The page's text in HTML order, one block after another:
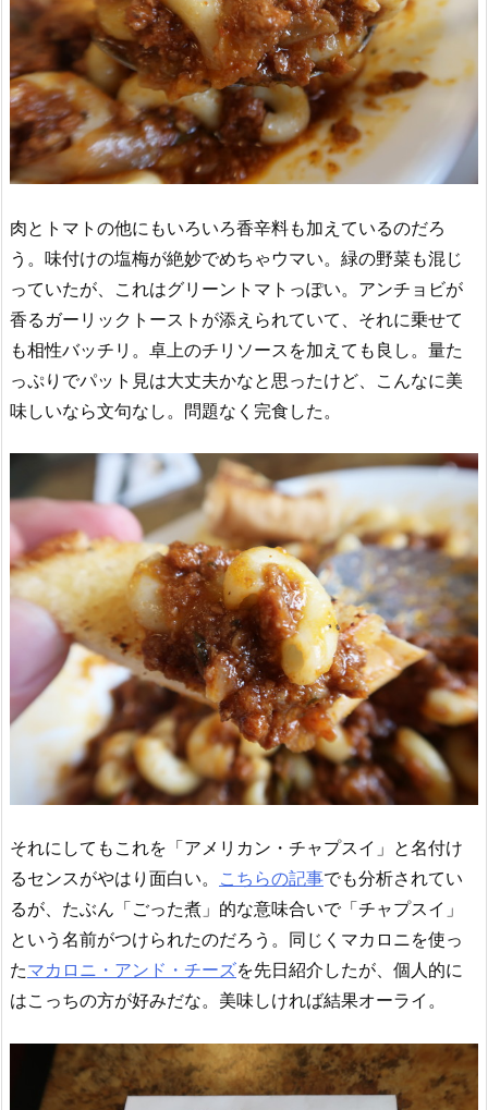
肉とトマトの他にもいろいろ香辛料も加えているのだろ
う。味付けの塩梅が絶妙でめちゃウマい。緑の野菜も混じ
っていたが、これはグリーントマトっぽい。アンチョビが
香るガーリックトーストが添えられていて、それに乗せて
も相性バッチリ。卓上のチリソースを加えても良し。量た
っぷりでパット見は大丈夫かなと思ったけど、こんなに美
味しいなら文句なし。問題なく完食した。
それにしてもこれを「アメリカン・チャプスイ」と名付け
るセンスがやはり面白い。 こちらの記事でも分析されてい
るが、たぶん「ごった煮」的な意味合いで「チャプスイ」
という名前がつけられたのだろう。同じくマカロニを使っ
たマカロニ・アンド・チーズを先日紹介したが、個人的に
はこっちの方が好みだな。美味しければ結果オーライ。